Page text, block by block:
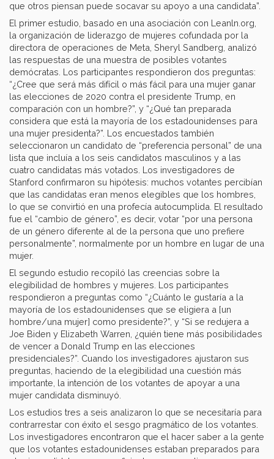
que otros piensan puede socavar su apoyo a una candidata”.
El primer estudio, basado en una asociación con Leanln.org,
la organización de liderazgo de mujeres cofundada por la
directora de operaciones de Meta, Sheryl Sandberg, analizó
las respuestas de una muestra de posibles votantes
demócratas. Los participantes respondieron dos preguntas:
“¿Cree que será más difícil o más fácil para una mujer ganar
las elecciones de 2020 contra el presidente Trump, en
comparación con un hombre?”, y “¿Qué tan preparada
considera que está la mayoría de los estadounidenses para
una mujer presidenta?”. Los encuestados también
seleccionaron un candidato de “preferencia personal” de una
lista que incluía a los seis candidatos masculinos y a las
cuatro candidatas más votados. Los investigadores de
Stanford confirmaron su hipótesis: muchos votantes percibían
que las candidatas eran menos elegibles que los hombres,
lo que se convirtió en una profecía autocumplida. El resultado
fue el “cambio de género”, es decir, votar “por una persona
de un género diferente al de la persona que uno prefiere
personalmente”, normalmente por un hombre en lugar de una
mujer.
El segundo estudio recopiló las creencias sobre la
elegibilidad de hombres y mujeres. Los participantes
respondieron a preguntas como “¿Cuánto le gustaría a la
mayoría de los estadounidenses que se eligiera a [un
hombre/una mujer] como presidente?”, y “Si se redujera a
Joe Biden y Elizabeth Warren, ¿quién tiene más posibilidades
de vencer a Donald Trump en las elecciones
presidenciales?”. Cuando los investigadores ajustaron sus
preguntas, haciendo de la elegibilidad una cuestión más
importante, la intención de los votantes de apoyar a una
mujer candidata disminuyó.
Los estudios tres a seis analizaron lo que se necesitaría para
contrarrestar con éxito el sesgo pragmático de los votantes.
Los investigadores encontraron que el hacer saber a la gente
que los votantes estadounidenses estaban preparados para